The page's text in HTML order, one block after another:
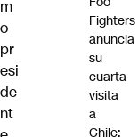
m
o
pr
esi
de
nt
Fighters
anuncia
su
cuarta
visita
a
Chile: